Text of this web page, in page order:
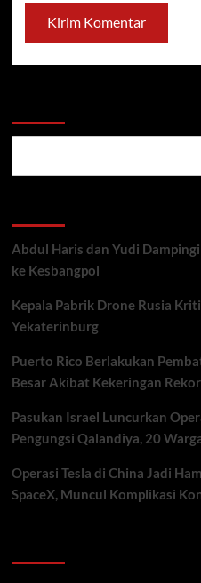
Abdul Haris dan Yudi
ke Kesbangpol
Kepala Pabrik Drone Rusia
Yekaterinburg
Puerto Rico Berlakukan
Besar Akibat Kekeringan Rekor
Pasukan Israel Luncurkan
Pengungsi Qalandiya, 20
Operasi Tesla di China Jadi
SpaceX, Muncul Komplikasi